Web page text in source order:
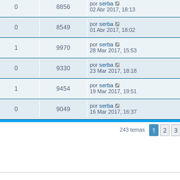
0 8856 por serba
02 Abr 2017, 18:13
0 8549 por serba
01 Abr 2017, 18:02
1 9970 por serba
28 Mar 2017, 15:53
0 9330 por serba
23 Mar 2017, 18:18
1 9454 por serba
19 Mar 2017, 19:51
0 9049 por serba
16 Mar 2017, 16:37
243 temas 1 2 3